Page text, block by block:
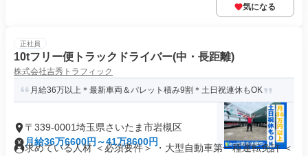
気になる
正社員
10tフリー便トラックドライバー(中・長距離)
株式会社吉秀トラフィック
月給36万以上＊最新車両＆パレット積み9割＊土日祝連休もOK
〒339-0001埼玉県さいたま市岩槻区
月給36万6600円～41万8600円
求めている人材 ＜必須要件＞ ・大型自動車第一種運転免許 ＜